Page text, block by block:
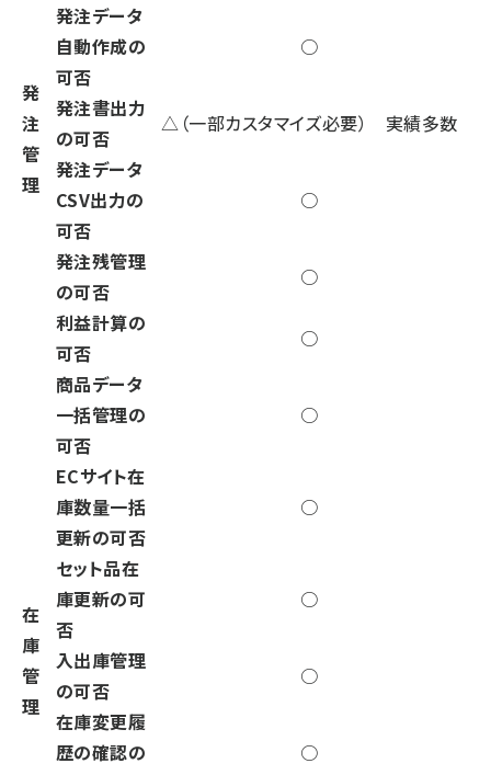
発
注
管
理
発注データ
自動作成の
可否
○
発注書出力
の可否
△（一部カスタマイズ必要） 実績多数
発注データ
CSV出力の
可否
○
発注残管理
の可否
○
利益計算の
可否
○
在
庫
管
理
商品データ
一括管理の
可否
○
ECサイト在
庫数量一括
更新の可否
○
セット品在
庫更新の可
否
○
入出庫管理
の可否
○
在庫変更履
歴の確認の
○